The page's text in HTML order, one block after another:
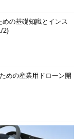
く、SMBプロトコ
による。もしこのよ
を区別する方法がな
ある。例えば同じ公
スも
ションを利用するか
のものをエラーにし
うとそうではない。
の基礎知識とインス
2)
めの産業用ドローン開